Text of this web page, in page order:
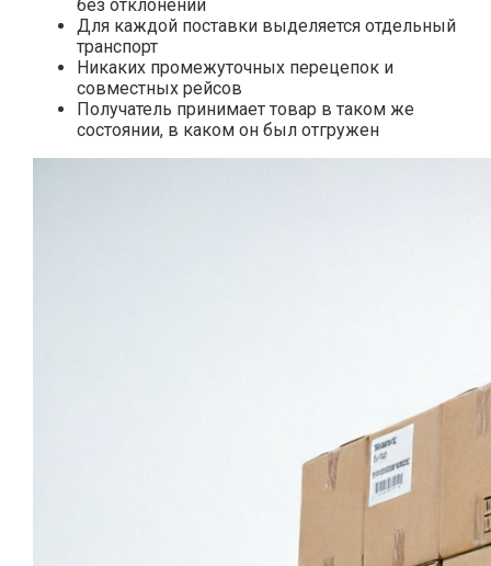
без отклонений
Для каждой поставки выделяется отдельный
транспорт
Никаких промежуточных перецепок и
совместных рейсов
Получатель принимает товар в таком же
состоянии, в каком он был отгружен